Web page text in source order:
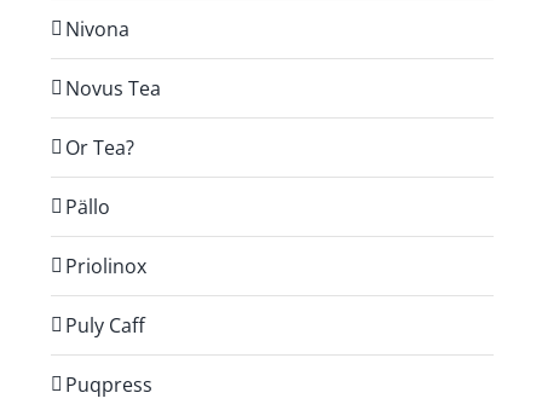
Nivona
Novus Tea
Or Tea?
Pällo
Priolinox
Puly Caff
Puqpress